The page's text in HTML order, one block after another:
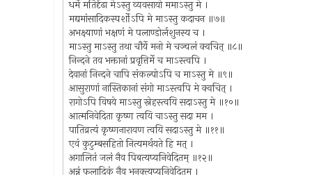
धर्मे मतिर्दृढा मेऽस्तु व्यवसायो ममाऽस्तु मे ।
मद्यमांसादिकस्पर्शोऽपि मे माऽस्तु कदाचन ॥७॥
अभक्ष्याणां भक्षणं मे पलाण्डोर्लशुनस्य च ।
माऽस्तु माऽस्तु तथा चौर्ये मनो मे चञ्चलं क्वचित् ॥८॥
निन्दने तव भक्तानां प्रवृत्तिर्मे च माऽस्त्वपि ।
देवानां निन्दने चापि संकल्पोऽपि च माऽस्तु मे ॥९॥
आसुराणां नास्तिकानां संगो माऽस्त्वपि मे क्वचित् ।
रागोऽपि विषये माऽस्तु स्नेहस्त्वयि सदाऽस्तु मे ॥१०॥
आत्मनिवेदिता कृष्ण त्वयि चाऽस्तु सदा मम ।
पातिव्रत्यं कृष्णनारायण त्वयि सदाऽस्तु मे ॥११॥
एवं कुटुम्बसहितो नित्यमर्थयते हि मत् ।
अगालितं जलं नैव पिबत्यप्यनिवेदितम् ॥१२॥
अन्नं फलादिकं नैव भुनक्त्यप्यनिवेदितम् ।